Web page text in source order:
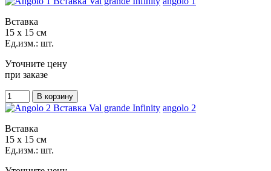
Вставка
15 x 15 см
Ед.изм.: шт.
Уточните цену
при заказе
angolo 2
Вставка
15 x 15 см
Ед.изм.: шт.